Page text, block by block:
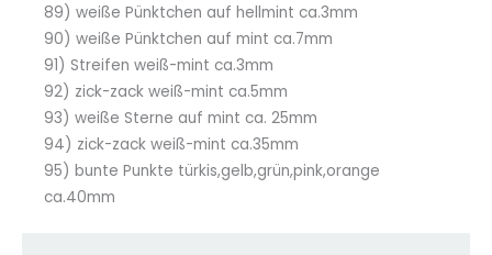
89) weiße Pünktchen auf hellmint ca.3mm
90) weiße Pünktchen auf mint ca.7mm
91) Streifen weiß-mint ca.3mm
92) zick-zack weiß-mint ca.5mm
93) weiße Sterne auf mint ca. 25mm
94) zick-zack weiß-mint ca.35mm
95) bunte Punkte türkis,gelb,grün,pink,orange
ca.40mm